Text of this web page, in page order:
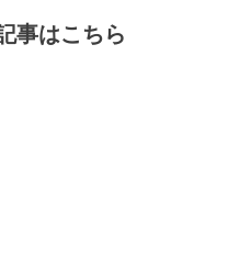
事はこちら